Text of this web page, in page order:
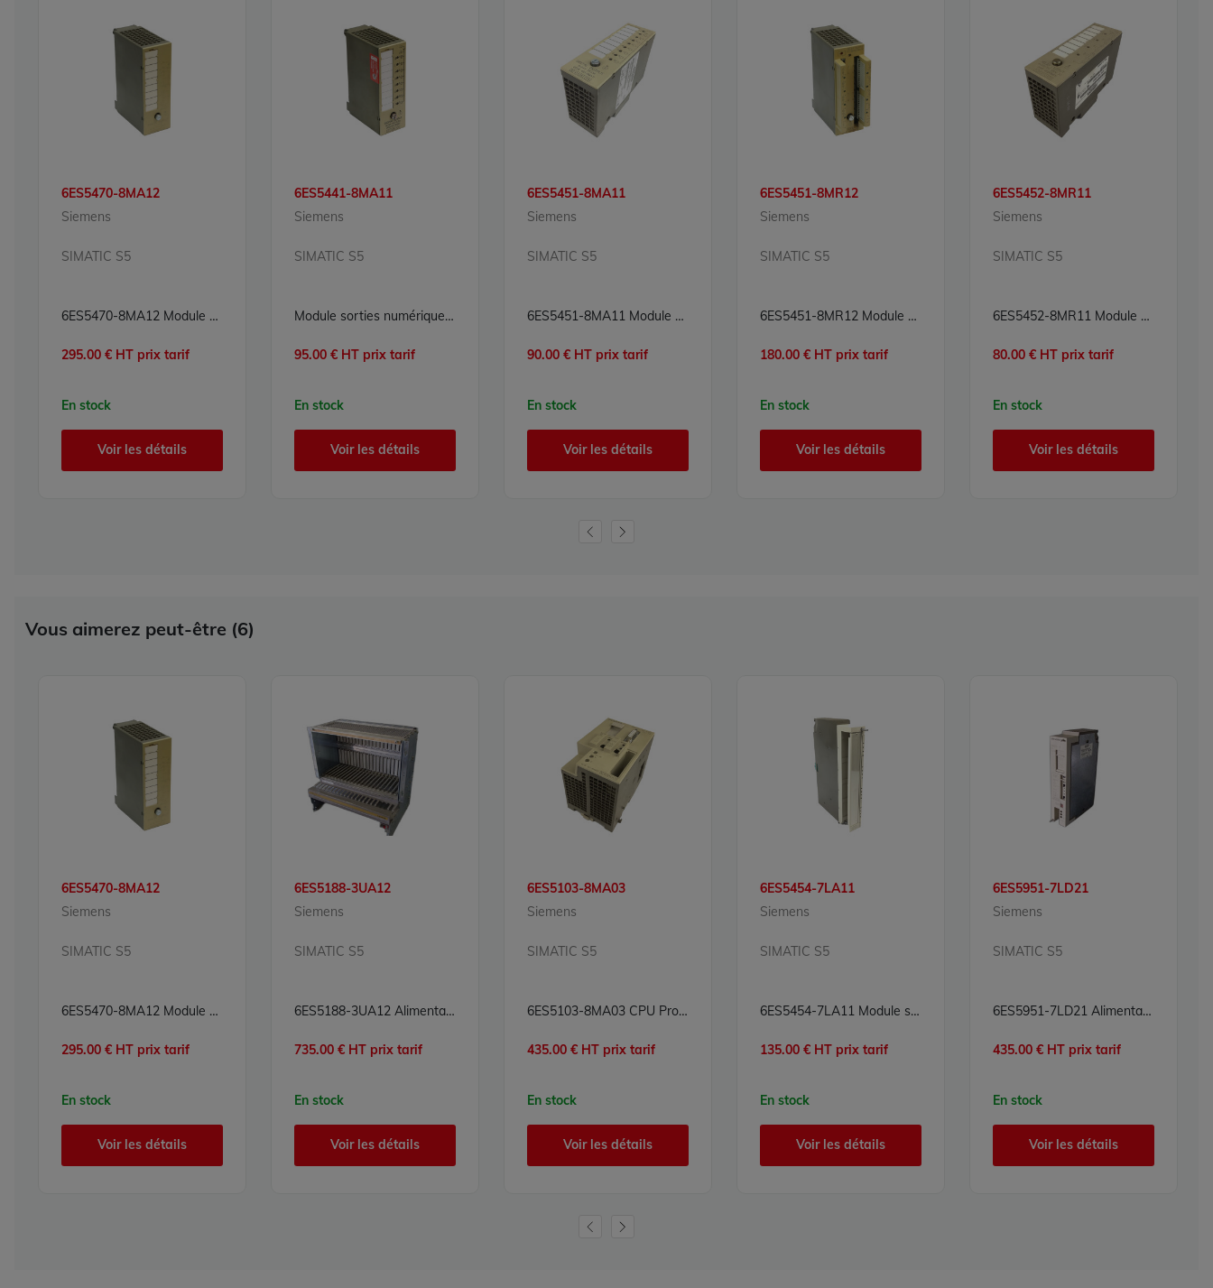
6ES5470-8MA12
Siemens
SIMATIC S5
6ES5470-8MA12 Module sorties analogiques Simatic S5 Siemens
295.00 € HT prix tarif
En stock
Voir les détails
6ES5441-8MA11
Siemens
SIMATIC S5
Module sorties numériques Siemens Simatic S5 6ES5441-8MA11 - 8 sorties TOR 24 VDC 0,5 A non isolées
95.00 € HT prix tarif
En stock
Voir les détails
6ES5451-8MA11
Siemens
SIMATIC S5
6ES5451-8MA11 Module sorties numériques Simatic S5 Siemens
90.00 € HT prix tarif
En stock
Voir les détails
6ES5451-8MR12
Siemens
SIMATIC S5
6ES5451-8MR12 Module sorties relais Simatic S5 Siemens
180.00 € HT prix tarif
En stock
Voir les détails
6ES5452-8MR11
Siemens
SIMATIC S5
6ES5452-8MR11 Module sorties numériques TOR Simatic S5 Siemens
80.00 € HT prix tarif
En stock
Voir les détails
Vous aimerez peut-être (6)
6ES5470-8MA12
Siemens
SIMATIC S5
6ES5470-8MA12 Module sorties analogiques Simatic S5 Siemens
295.00 € HT prix tarif
En stock
Voir les détails
6ES5188-3UA12
Siemens
SIMATIC S5
6ES5188-3UA12 Alimentation Simatic S5 Siemens
735.00 € HT prix tarif
En stock
Voir les détails
6ES5103-8MA03
Siemens
SIMATIC S5
6ES5103-8MA03 CPU Processeur Simatic S5 Siemens
435.00 € HT prix tarif
En stock
Voir les détails
6ES5454-7LA11
Siemens
SIMATIC S5
6ES5454-7LA11 Module sorties numériques Simatic S5 Siemens
135.00 € HT prix tarif
En stock
Voir les détails
6ES5951-7LD21
Siemens
SIMATIC S5
6ES5951-7LD21 Alimentation Simatic S5 Siemens
435.00 € HT prix tarif
En stock
Voir les détails